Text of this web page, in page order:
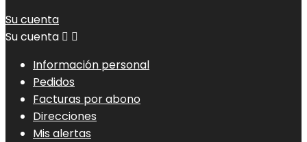
Su cuenta
Su cuenta  
Información personal
Pedidos
Facturas por abono
Direcciones
Mis alertas